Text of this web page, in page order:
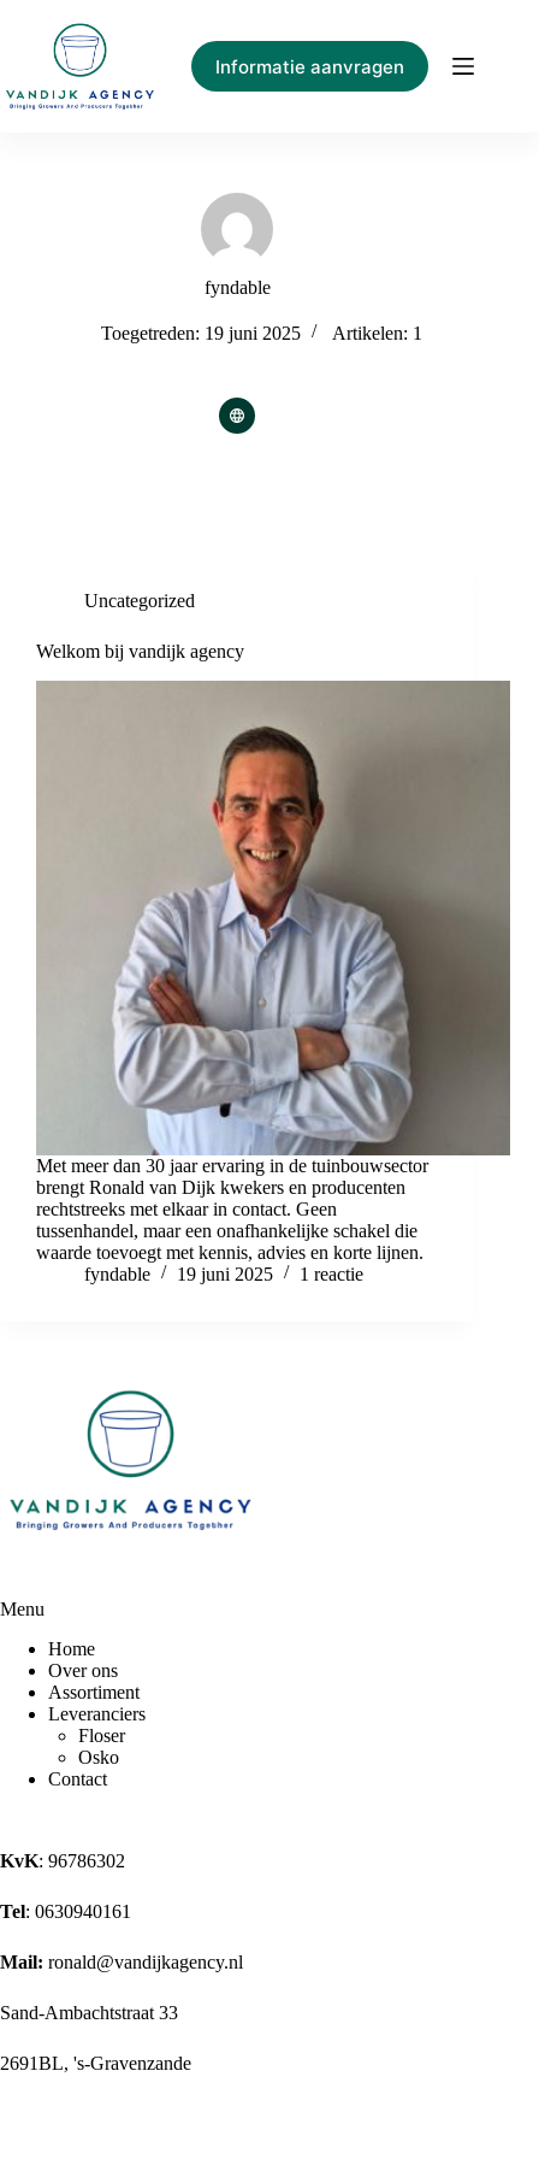
Informatie aanvragen
fyndable
Toegetreden: 19 juni 2025 Artikelen: 1
Uncategorized
Welkom bij vandijk agency
Met meer dan 30 jaar ervaring in de tuinbouwsector
brengt Ronald van Dijk kwekers en producenten
rechtstreeks met elkaar in contact. Geen
tussenhandel, maar een onafhankelijke schakel die
waarde toevoegt met kennis, advies en korte lijnen.
fyndable
19 juni 2025 1 reactie
Menu
Home
Over ons
Assortiment
Leveranciers
Floser
Osko
Contact
KvK: 96786302
Tel: 0630940161
Mail: ronald@vandijkagency.nl
Sand-Ambachtstraat 33
2691BL, 's-Gravenzande